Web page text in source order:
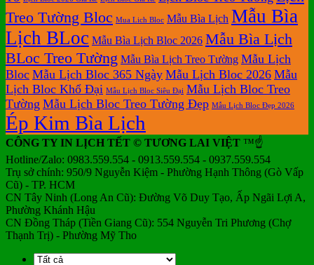
Treo Tường Bloc Mua Lich Bloc Mẫu Bìa Lịch Mẫu Bìa
Lịch BLoc Mẫu Bìa Lịch Bloc 2026 Mẫu Bìa Lịch
BLoc Treo Tường Mẫu Bìa Lịch Treo Tường Mẫu Lịch
Bloc Mẫu Lịch Bloc 365 Ngày Mẫu Lịch Bloc 2026 Mẫu
Lịch Bloc Khổ Đại Mẫu Lịch Bloc Siêu Đại Mẫu Lịch Bloc Treo
Tường Mẫu Lịch Bloc Treo Tường Đẹp Mẫu Lịch Bloc Đẹp 2026
Ép Kim Bìa Lịch
CÔNG TY IN LỊCH TẾT © TƯƠNG LAI VIỆT ™☝️
Hotline/Zalo: 0983.559.554 - 0913.559.554 - 0937.559.554
Trụ sở chính: 950/9 Nguyễn Kiệm - Phường Hạnh Thông (Gò Vấp
Cũ) - TP. HCM
CN Tây Ninh (Long An Cũ): Đường Võ Duy Tạo, Ấp Ngãi Lợi A,
Phường Khánh Hậu
CN Đồng Tháp (Tiền Giang Cũ): 554 Nguyễn Tri Phương (Chợ
Thạnh Trị) - Phường Mỹ Tho